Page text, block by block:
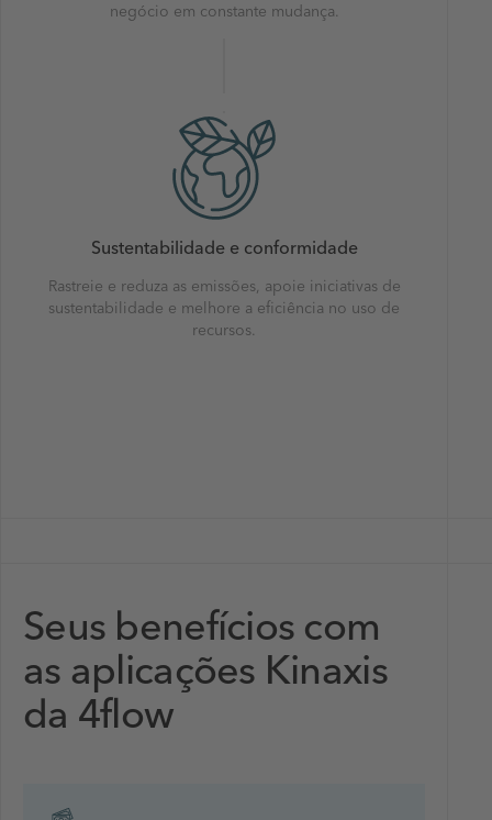
negócio em constante mudança.
Sustentabilidade e conformidade
Rastreie e reduza as emissões, apoie iniciativas de
sustentabilidade e melhore a eficiência no uso de
recursos.
Seus benefícios com
as aplicações Kinaxis
da 4flow